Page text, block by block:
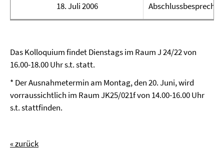
18. Juli 2006
Das Kolloquium findet Dienstags im Raum J 24/22 von
16.00-18.00 Uhr s.t. statt.
* Der Ausnahmetermin am Montag, den 20. Juni, wird
vorraussichtlich im Raum JK25/021f von 14.00-16.00 Uhr
s.t. stattfinden.
« zurück